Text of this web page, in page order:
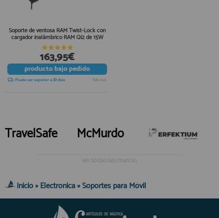
Soporte de ventosa RAM Twist-Lock con
cargador inalámbrico RAM Qi2 de 15W
163,95€
productobajo pedido
Puede ser superior a 30 días IVA incl.
TravelSafe McMurdo
ver todas las marcas
Inicio»Electronica»Soportes para Móvil